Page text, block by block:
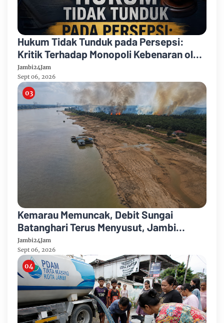
Hukum Tidak Tunduk pada Persepsi:
Kritik Terhadap Monopoli Kebenaran oleh
Media dan Aktivis
Jambi24Jam
Sept 06, 2026
Kemarau Memuncak, Debit Sungai
Batanghari Terus Menyusut, Jambi
Hadapi Ancaman Krisis Air Bersih dan
Karhutla
Jambi24Jam
Sept 06, 2026